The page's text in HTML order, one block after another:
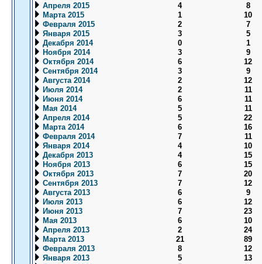
Апреля 2015
4
8
Марта 2015
1
10
Февраля 2015
2
7
Января 2015
3
5
Декабря 2014
0
1
Ноября 2014
3
9
Октября 2014
6
12
Сентября 2014
3
9
Августа 2014
2
12
Июля 2014
2
11
Июня 2014
6
11
Мая 2014
5
11
Апреля 2014
5
22
Марта 2014
6
16
Февраля 2014
7
11
Января 2014
4
10
Декабря 2013
4
15
Ноября 2013
6
15
Октября 2013
7
20
Сентября 2013
7
12
Августа 2013
6
9
Июля 2013
6
12
Июня 2013
7
23
Мая 2013
6
10
Апреля 2013
2
24
Марта 2013
21
89
Февраля 2013
8
12
Января 2013
5
13